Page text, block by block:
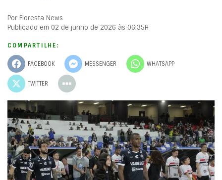
Por Floresta News
Publicado em 02 de junho de 2026 às 06:35H
COMPARTILHE:
FACEBOOK MESSENGER WHATSAPP
TWITTER